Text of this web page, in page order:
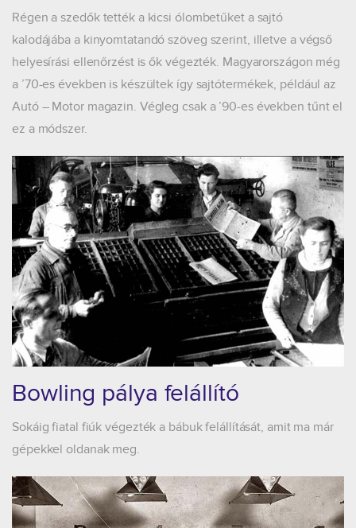
Régen a szedők tették a kicsi ólombetűket a sajtó
kalodájába a kinyomtatandó szöveg szerint, illetve a végső
helyesírási ellenőrzést is ők végezték. Magyarországon még
a ’70-es években is készültek így sajtótermékek, például az
Autó – Motor magazin. Végleg csak a ’90-es években tűnt el
ez a módszer.
Bowling pálya felállító
Sokáig fiatal fiúk végezték a bábuk felállítását, amit ma már
gépekkel oldanak meg.